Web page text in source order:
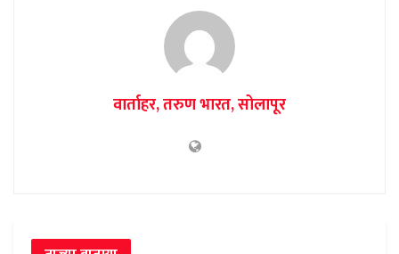
वार्ताहर, तरुण भारत, सोलापूर